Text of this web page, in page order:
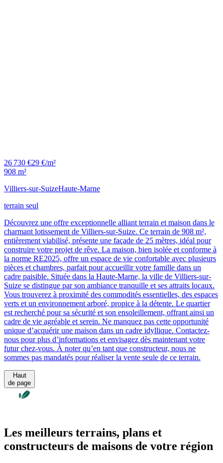
26 730 €29 €/m²
908 m²
Villiers-sur-SuizeHaute-Marne
terrain seul
Découvrez une offre exceptionnelle alliant terrain et maison dans le
charmant lotissement de Villiers-sur-Suize. Ce terrain de 908 m²,
entièrement viabilisé, présente une façade de 25 mètres, idéal pour
construire votre projet de rêve. La maison, bien isolée et conforme à
la norme RE2025, offre un espace de vie confortable avec plusieurs
pièces et chambres, parfait pour accueillir votre famille dans un
cadre paisible. Située dans la Haute-Marne, la ville de Villiers-sur-
Suize se distingue par son ambiance tranquille et ses attraits locaux.
Vous trouverez à proximité des commodités essentielles, des espaces
verts et un environnement arboré, propice à la détente. Le quartier
est recherché pour sa sécurité et son ensoleillement, offrant ainsi un
cadre de vie agréable et serein. Ne manquez pas cette opportunité
unique d’acquérir une maison dans un cadre idyllique. Contactez-
nous pour plus d’informations et envisagez dès maintenant votre
futur chez-vous. À noter qu’en tant que constructeur, nous ne
sommes pas mandatés pour réaliser la vente seule de ce terrain.
Haut
de page
Les meilleurs terrains, plans et
constructeurs de maisons de votre région